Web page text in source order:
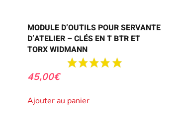
MODULE D’OUTILS POUR SERVANTE
D’ATELIER – CLÉS EN T BTR ET
TORX WIDMANN
45,00€
Ajouter au panier